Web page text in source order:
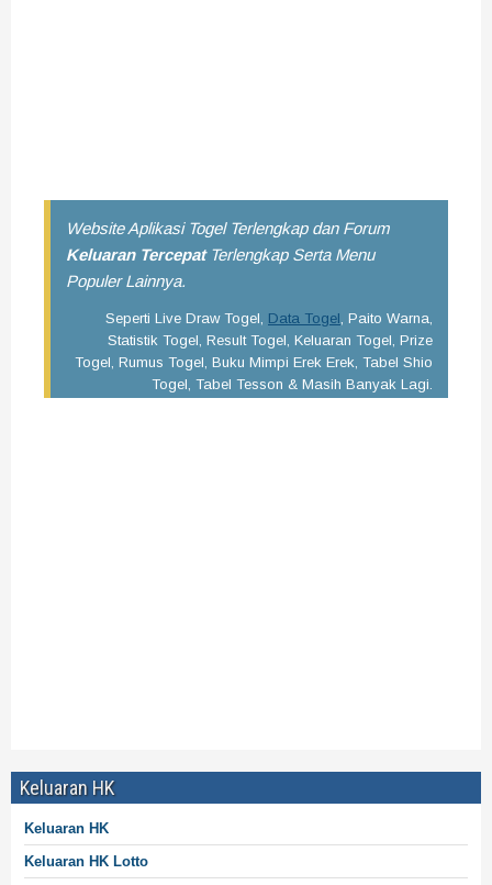
Website Aplikasi Togel Terlengkap dan Forum
Keluaran TercepatTerlengkap Serta Menu
Populer Lainnya.
Seperti Live Draw Togel, Data Togel, Paito Warna,
Statistik Togel, Result Togel, Keluaran Togel, Prize
Togel, Rumus Togel, Buku Mimpi Erek Erek, Tabel Shio
Togel, Tabel Tesson & Masih Banyak Lagi.
Keluaran HK
Keluaran HK
Keluaran HK Lotto